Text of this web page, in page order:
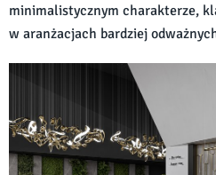
minimalistycznym charakterze,
w aranżacjach bardziej